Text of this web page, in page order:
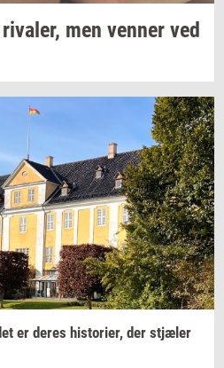
ri­va­ler, men ven­ner ved
er deres hi­sto­ri­er, der stjæ­ler